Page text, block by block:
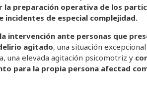
la preparación operativa de los
de especial complejidad.
intervención ante personas que
agitado, una situación
una elevada agitación psicomotriz y
para la propia persona afectad